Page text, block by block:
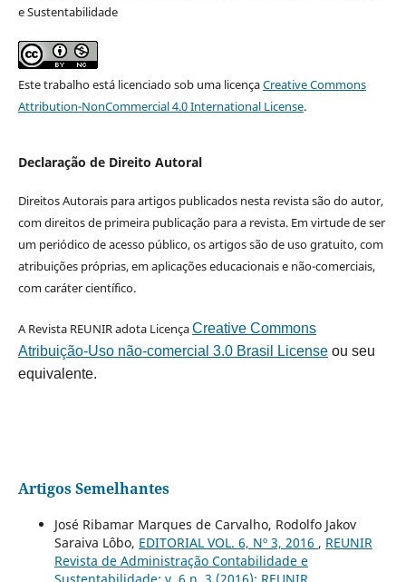
e Sustentabilidade
Este trabalho está licenciado sob uma licençaCreative Commons
Attribution-NonCommercial 4.0 International License.
Declaração de Direito Autoral
Direitos Autorais para artigos publicados nesta revista são do autor,
com direitos de primeira publicação para a revista. Em virtude de ser
um periódico de acesso público, os artigos são de uso gratuito, com
atribuições próprias, em aplicações educacionais e não-comerciais,
com caráter científico.
A Revista REUNIR adota LicençaCreative Commons
Atribuição-Uso não-comercial 3.0 Brasil Licenseou seu
equivalente.
Artigos Semelhantes
José Ribamar Marques de Carvalho, Rodolfo Jakov
Saraiva Lôbo, EDITORIAL VOL. 6, Nº 3, 2016 , REUNIR
Revista de Administração Contabilidade e